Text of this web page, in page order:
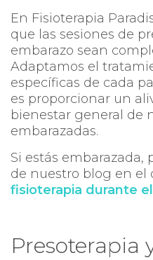
En Fisioterapia
que las sesiones de
embarazo sean
Adaptamos el
específicas de cada
es proporcionar un
bienestar general de
embarazadas.
Si estás embarazada,
de nuestro blog en el
fisioterapia durante
Presoterapia